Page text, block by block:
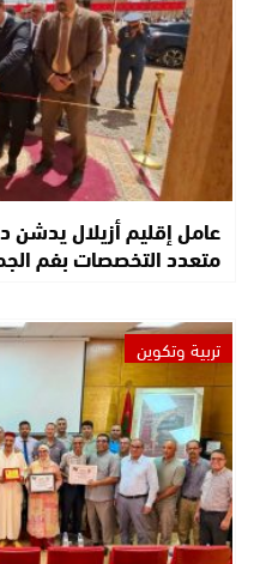
عامل إقليم أزيلال يدشن
متعدد التخصصات بفم
تربية وتكوين